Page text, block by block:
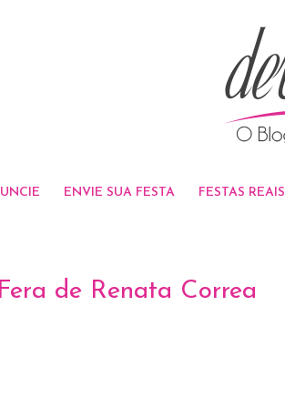
ENVIE SUA FESTA FESTAS REAIS
de Renata Correa